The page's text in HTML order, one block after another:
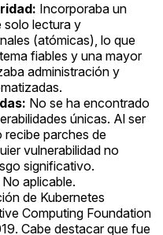
Incorporaba un
solo lectura y
(atómicas), lo que
fiables y una mayor
administración y
No se ha encontrado
únicas. Al ser
parches de
vulnerabilidad no
significativo.
No aplicable.
de Kubernetes
Computing Foundation
Cabe destacar que fue